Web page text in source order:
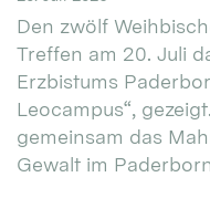
Den zwölf
Treffen am 20. Juli
Erzbistums
Leocampus“,
gemeinsam das
Gewalt im